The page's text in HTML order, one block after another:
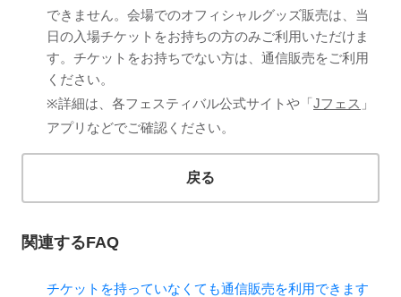
できません。会場でのオフィシャルグッズ販売は、当
日の入場チケットをお持ちの方のみご利用いただけま
す。チケットをお持ちでない方は、通信販売をご利用
ください。
※詳細は、各フェスティバル公式サイトや「Jフェス 」
アプリなどでご確認ください。
戻る
関連するFAQ
チケットを持っていなくても通信販売を利用できます